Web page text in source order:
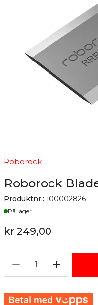
Roborock
Roborock
Produktnr.: 100002826
Lager
På lager
kr 249,00
1